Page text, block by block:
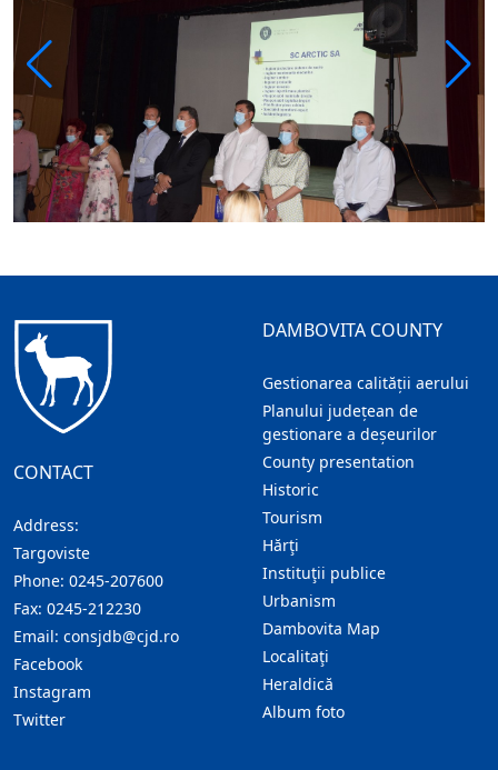
CONTACT
Address:
Targoviste
Phone: 0245-207600
Fax: 0245-212230
Email: consjdb@cjd.ro
Facebook
Instagram
Twitter
DAMBOVITA COUNTY
Gestionarea calității aerului
Planului județean de
gestionare a deșeurilor
County presentation
Historic
Tourism
Hărţi
Instituţii publice
Urbanism
Dambovita Map
Localitaţi
Heraldică
Album foto